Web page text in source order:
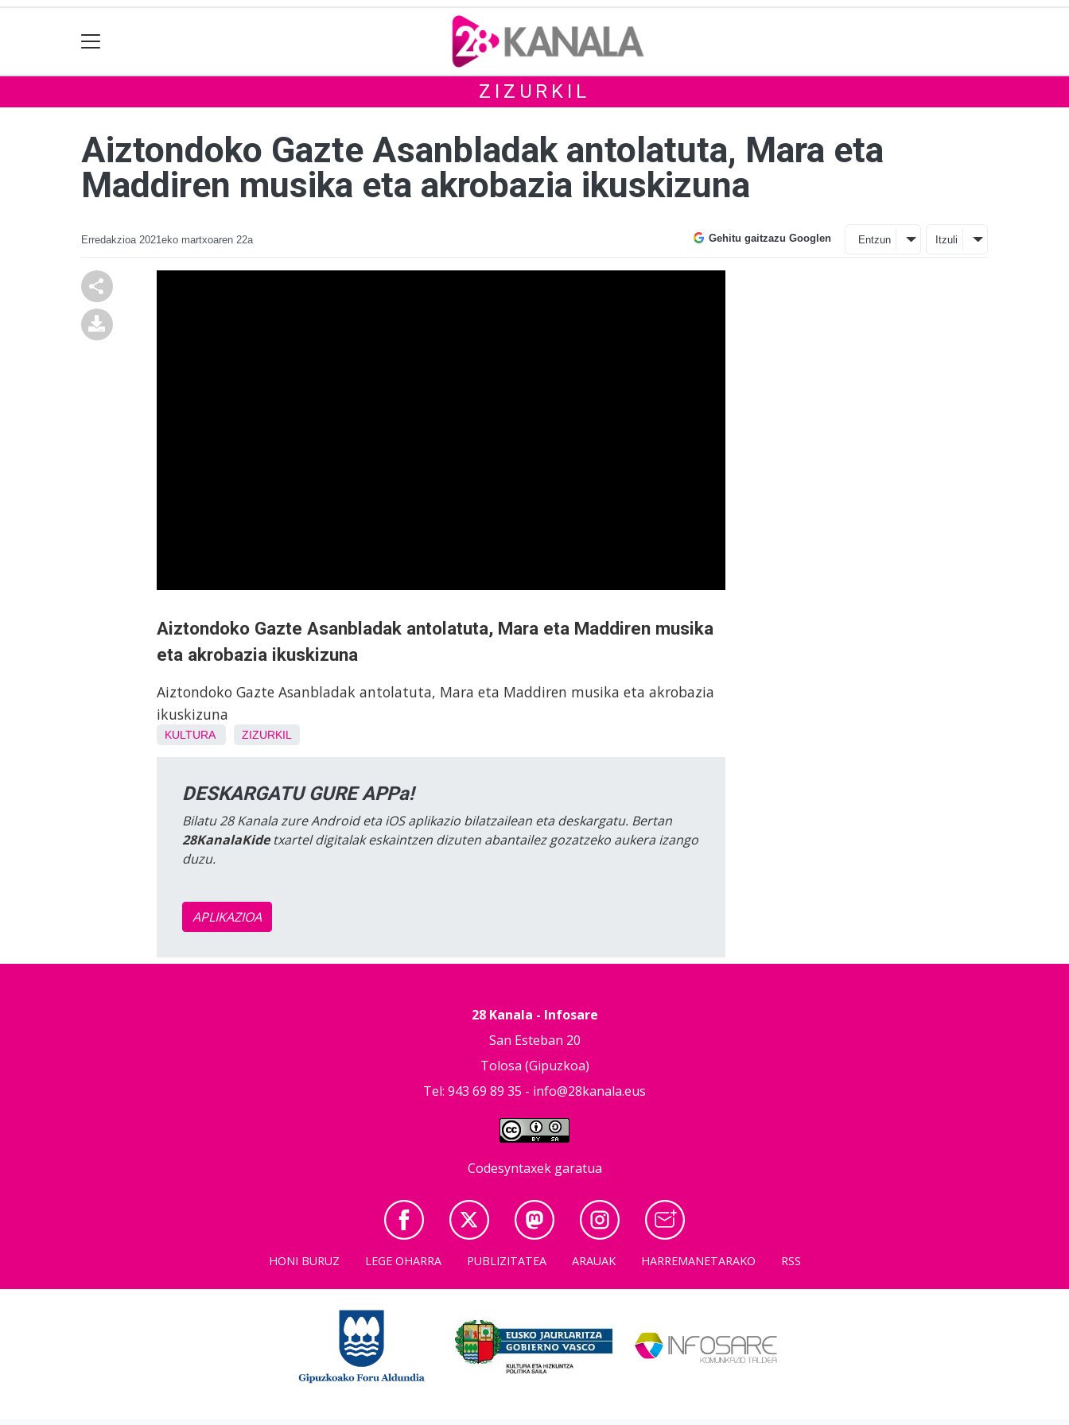
ZIZURKIL
Aiztondoko Gazte Asanbladak antolatuta, Mara eta
Maddiren musika eta akrobazia ikuskizuna
Erredakzioa 2021eko martxoaren 22a Gehitu gaitzazu Googlen Entzun Itzuli
Aiztondoko Gazte Asanbladak antolatuta, Mara eta Maddiren musika
eta akrobazia ikuskizuna
Aiztondoko Gazte Asanbladak antolatuta, Mara eta Maddiren musika eta akrobazia
ikuskizuna
KULTURA ZIZURKIL
DESKARGATU GURE APPa!
Bilatu 28 Kanala zure Android eta iOS aplikazio bilatzailean eta deskargatu. Bertan
28KanalaKidetxartel digitalak eskaintzen dizuten abantailez gozatzeko aukera izango
duzu.
APLIKAZIOA
28 Kanala - Infosare
San Esteban 20
Tolosa (Gipuzkoa)
Tel: 943 69 89 35 - info@28kanala.eus
Codesyntaxek garatua
HONI BURUZ LEGE OHARRA PUBLIZITATEA ARAUAK HARREMANETARAKO RSS